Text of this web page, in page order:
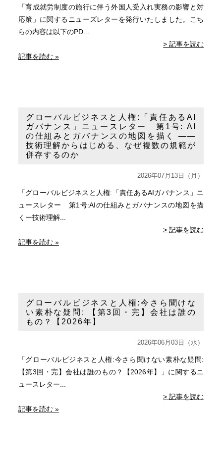
「育成就労制度の施行に伴う外国人受入れ実務の影響と対
応策」に関するニューズレターを発行いたしました。こち
らの内容は以下のPD...
> 記事を読む
記事を読む »
グローバルビジネスと人権:「責任あるAI
ガバナンス」ニュースレター 第1号: AI
の仕組みとガバナンスの地図を描く ——
技術理解からはじめる、なぜ複数の規範が
併存するのか
2026年07月13日（月）
「グローバルビジネスと人権:「責任あるAIガバナンス」ニ
ュースレター 第1号:AIの仕組みとガバナンスの地図を描
くー技術理解...
> 記事を読む
記事を読む »
グローバルビジネスと人権:今さら聞けな
い素朴な疑問: 【第3回・完】会社は誰の
もの？【2026年】
2026年06月03日（水）
「グローバルビジネスと人権:今さら聞けない素朴な疑問:
【第3回・完】会社は誰のもの？【2026年】」に関するニ
ュースレター...
> 記事を読む
記事を読む »